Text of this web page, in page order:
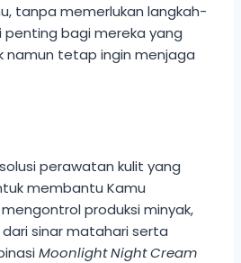
tanpa memerlukan langkah-
penting bagi mereka yang
namun tetap ingin menjaga
perawatan kulit yang
membantu Kamu
produksi minyak,
sinar matahari serta
Moonlight Night Cream